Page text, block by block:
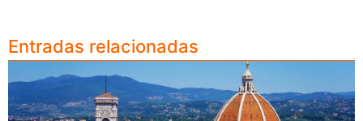
Entradas relacionadas